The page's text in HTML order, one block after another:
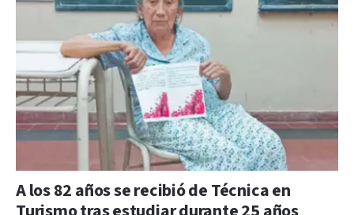
A los 82 años se recibió de Técnica en